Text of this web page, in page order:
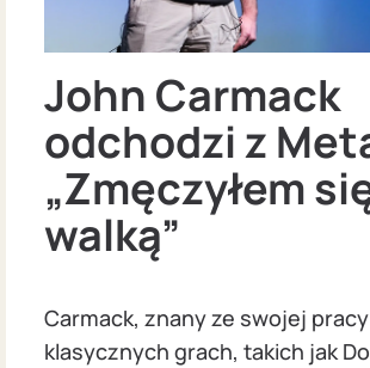
John Carmack
odchodzi z
„Zmęczyłem
walką”
Carmack, znany ze swojej pracy
klasycznych grach, takich jak